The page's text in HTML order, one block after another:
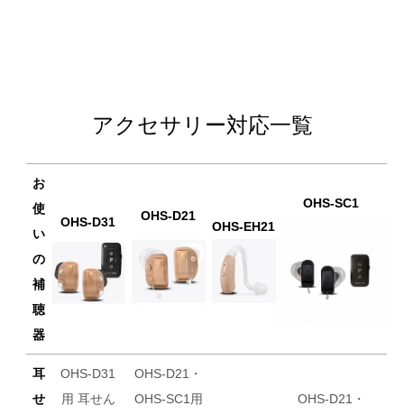
アクセサリー対応一覧
お
使
い
の
補
聴
器
OHS-D31 OHS-D21
OHS-EH21
OHS-SC1
耳
せ
OHS-D31
用 耳せん
OHS-D21・
OHS-SC1用
OHS-D21・